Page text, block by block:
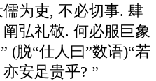
为吏, 不必切事. 肆
弘礼敬. 何必服巨象
(脱“仕人曰”数语)“若
安足贵乎? ”